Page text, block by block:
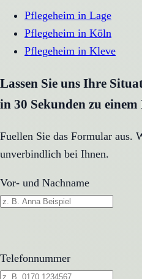
Pflegeheim in Lage
Pflegeheim in Köln
Pflegeheim in Kleve
Lassen Sie uns Ihre
in 30 Sekunden zu einem
Fuellen Sie das Formular aus.
unverbindlich bei Ihnen.
Vor- und Nachname
Telefonnummer